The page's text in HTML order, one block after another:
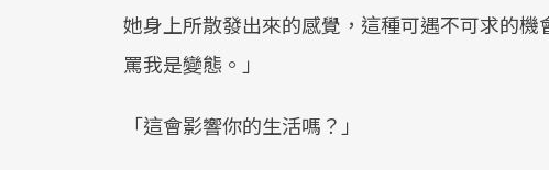
她身上所散發出來的感覺，這種可遇不可求的
罵我是變態。」
「這會影響你的生活嗎？」